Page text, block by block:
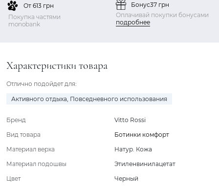
От 613 грн
Покупка частями
monobank
Бонус37 грн
Оплачивай покупки бонусами
подробнее
Характеристики товара
Отлично подойдет для:
Активного отдыха, Повседневного использования
Бренд
Vitto Rossi
Вид товара
Ботинки комфорт
Материал верха
Натур. Кожа
Материал подошвы
Этиленвинилацетат
Цвет
Черный